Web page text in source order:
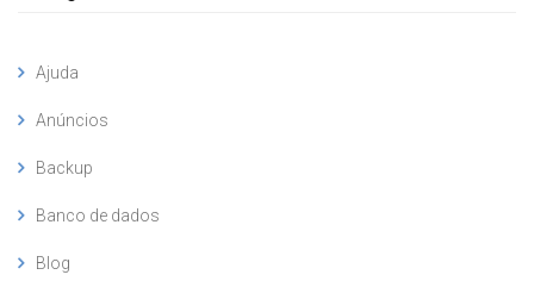
Ajuda
Anúncios
Backup
Banco de dados
Blog